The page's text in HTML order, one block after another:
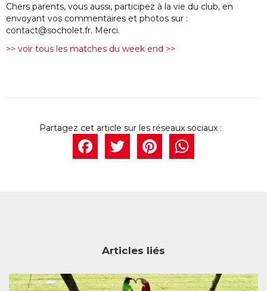
Chers parents, vous aussi, participez à la vie du club, en
envoyant vos commentaires et photos sur :
contact@socholet.fr. Merci.
>> voir tous les matches du week end >>
Facebook
Twitter
Articles liés